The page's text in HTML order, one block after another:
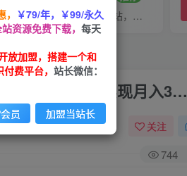
搭建同款网站，自己当老板
可操作，轻松实现月入3…
关注
744
￥79/年，￥99/永久
资源免费下载， 每天
放加盟，搭建一个和
费平台， 站长微信：
员 加盟当站长